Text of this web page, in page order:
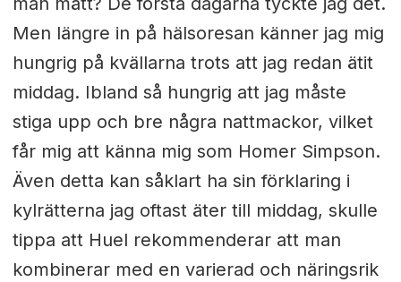
Men längre in på hälsoresan känner jag mig
hungrig på kvällarna trots att jag redan ätit
middag. Ibland så hungrig att jag måste
stiga upp och bre några nattmackor, vilket
får mig att känna mig som Homer Simpson.
Även detta kan såklart ha sin förklaring i
kylrätterna jag oftast äter till middag, skulle
tippa att Huel rekommenderar att man
kombinerar med en varierad och näringsrik